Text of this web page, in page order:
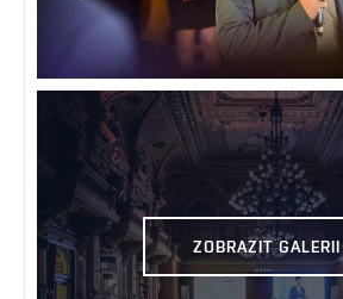
ZOBRAZIT GALERII